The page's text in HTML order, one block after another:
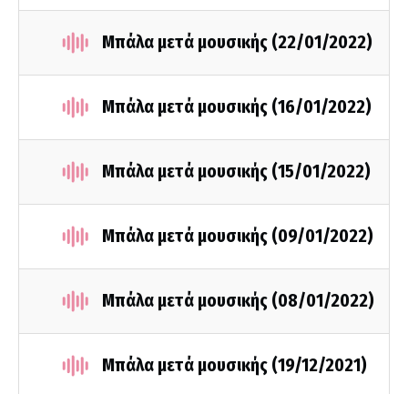
Μπάλα μετά μουσικής (22/01/2022)
Μπάλα μετά μουσικής (16/01/2022)
Μπάλα μετά μουσικής (15/01/2022)
Μπάλα μετά μουσικής (09/01/2022)
Μπάλα μετά μουσικής (08/01/2022)
Μπάλα μετά μουσικής (19/12/2021)